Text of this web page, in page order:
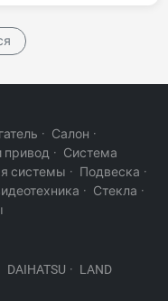
· Салон ·
привод · Система
системы · Подвеска ·
· Стекла ·
DAIHATSU · LAND